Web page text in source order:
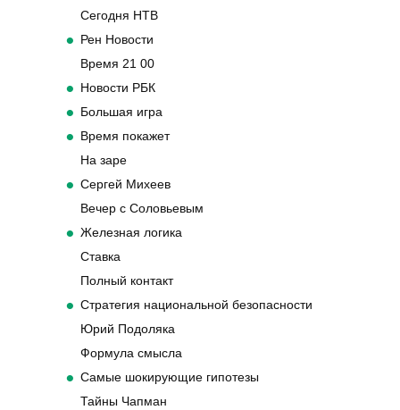
Сегодня НТВ
Рен Новости
Время 21 00
Новости РБК
Большая игра
Время покажет
На заре
Сергей Михеев
Вечер с Соловьевым
Железная логика
Ставка
Полный контакт
Стратегия национальной безопасности
Юрий Подоляка
Формула смысла
Самые шокирующие гипотезы
Тайны Чапман